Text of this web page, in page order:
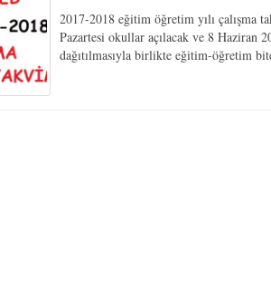
2017-2018 eğitim öğretim yılı
Pazartesi okullar açılacak ve 8 Haziran
dağıtılmasıyla birlikte eğitim-öğretim